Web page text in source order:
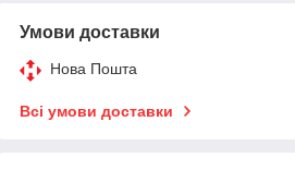
Умови доставки
Нова Пошта
Всі умови доставки